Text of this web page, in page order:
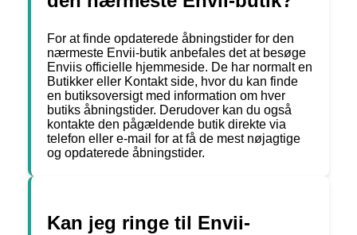
For at finde opdaterede åbningstider for den
nærmeste Envii-butik anbefales det at besøge
Enviis officielle hjemmeside. De har normalt en
Butikker eller Kontakt side, hvor du kan finde
en butiksoversigt med information om hver
butiks åbningstider. Derudover kan du også
kontakte den pågældende butik direkte via
telefon eller e-mail for at få de mest nøjagtige
og opdaterede åbningstider.
Kan jeg ringe til Envii-